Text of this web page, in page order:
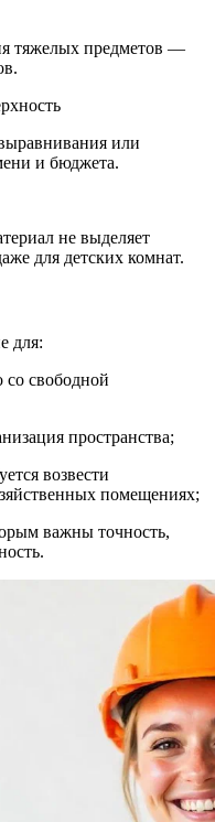
тяжелых предметов —
или
и бюджета.
не выделяет
для детских комнат.
для:
со свободной
пространства;
возвести
помещениях;
важны точность,